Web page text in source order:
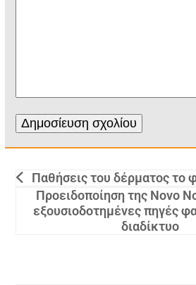
Παθήσεις του δέρματος το
Προειδοποίηση της Novo
εξουσιοδοτημένες πηγές
διαδίκτυο